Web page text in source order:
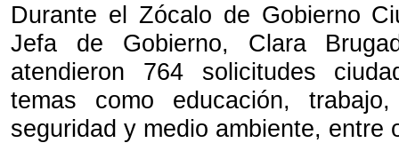
Durante el Zócalo de Gobierno
Jefa de Gobierno, Clara
atendieron 764 solicitudes
temas como educación,
seguridad y medio ambiente, entre